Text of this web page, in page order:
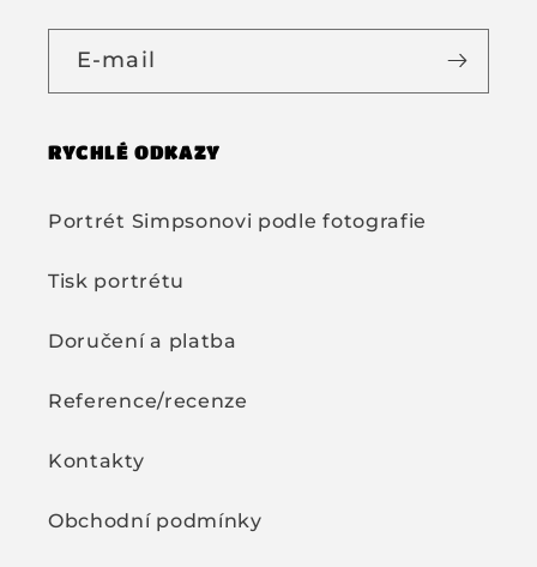
E-mail
RYCHLÉ ODKAZY
Portrét Simpsonovi podle fotografie
Tisk portrétu
Doručení a platba
Reference/recenze
Kontakty
Obchodní podmínky